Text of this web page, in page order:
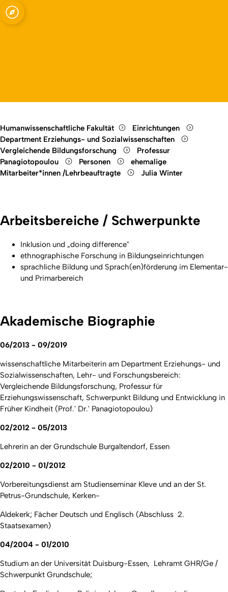
-
Früher Kindheit
Open quicklink menu
Humanwissenschaftliche Fakultät
Einrichtungen
Department Erziehungs- und Sozialwissenschaften
Vergleichende Bildungsforschung
Professur
Panagiotopoulou
Personen
ehemalige
Mitarbeiter*innen /Lehrbeauftragte
Julia Winter
Arbeitsbereiche / Schwerpunkte
Inklusion und „doing difference"
ethnographische Forschung in Bildungseinrichtungen
sprachliche Bildung und Sprach(en)förderung im Elementar-
und Primarbereich
Akademische Biographie
06/2013 - 09/2019
wissenschaftliche Mitarbeiterin am Department Erziehungs- und
Sozialwissenschaften, Lehr- und Forschungsbereich:
Vergleichende Bildungsforschung, Professur für
Erziehungswissenschaft, Schwerpunkt Bildung und Entwicklung in
Früher Kindheit (Prof.' Dr.' Panagiotopoulou)
02/2012 - 05/2013
Lehrerin an der Grundschule Burgaltendorf, Essen
02/2010 - 01/2012
Vorbereitungsdienst am Studienseminar Kleve und an der St.
Petrus-Grundschule, Kerken-
Aldekerk; Fächer Deutsch und Englisch (Abschluss 2.
Staatsexamen)
04/2004 - 01/2010
Studium an der Universität Duisburg-Essen, Lehramt GHR/Ge /
Schwerpunkt Grundschule;